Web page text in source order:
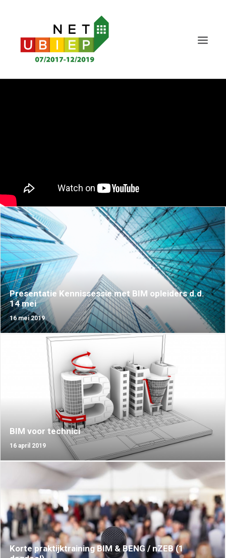
KENNIS
STAKEHOLDERS
CONTACT
LOG IN
NEDERLANDS
Presentatie Kennissessie met BIM opleiders d.d.
14 mei
16 mei 2019
BIM voor technici
16 april 2019
Korte praktijktraining BIM & BENG / nZEB (1